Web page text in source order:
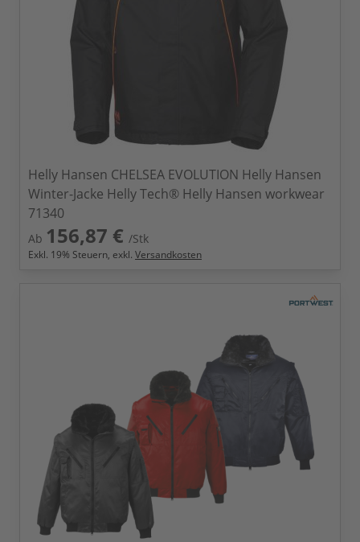
Helly Hansen CHELSEA EVOLUTION Helly Hansen
Winter-Jacke Helly Tech® Helly Hansen workwear
71340
Ab 156,87 € /Stk
Exkl. 19% Steuern, exkl. Versandkosten